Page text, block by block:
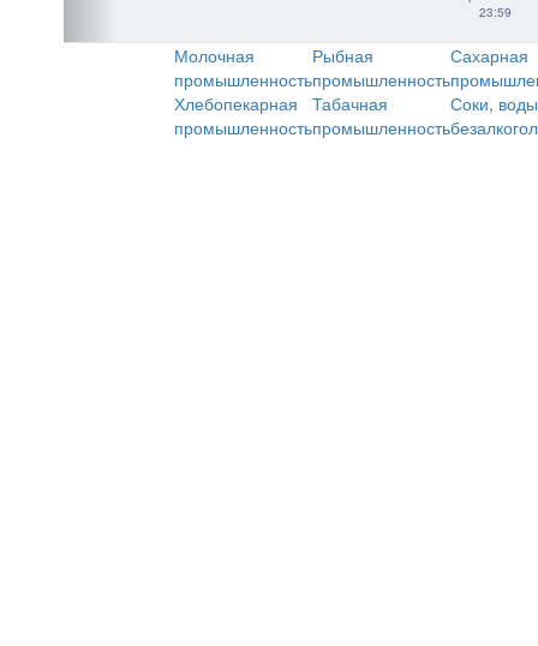
23:59
Молочная
промышленность
Рыбная
промышленность
Сахарная
Хлебопекарная
промышленность
Табачная
промышленность
Соки,